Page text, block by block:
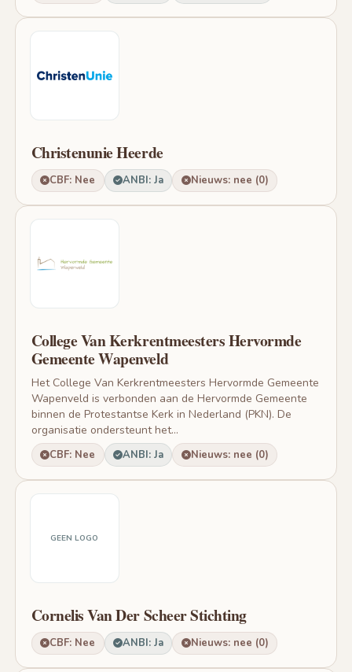
Christenunie Heerde
CBF: Nee ANBI: Ja Nieuws: nee (0)
College Van Kerkrentmeesters Hervormde
Gemeente Wapenveld
Het College Van Kerkrentmeesters Hervormde Gemeente
Wapenveld is verbonden aan de Hervormde Gemeente
binnen de Protestantse Kerk in Nederland (PKN). De
organisatie ondersteunt het...
CBF: Nee ANBI: Ja Nieuws: nee (0)
GEEN LOGO
Cornelis Van Der Scheer Stichting
CBF: Nee ANBI: Ja Nieuws: nee (0)